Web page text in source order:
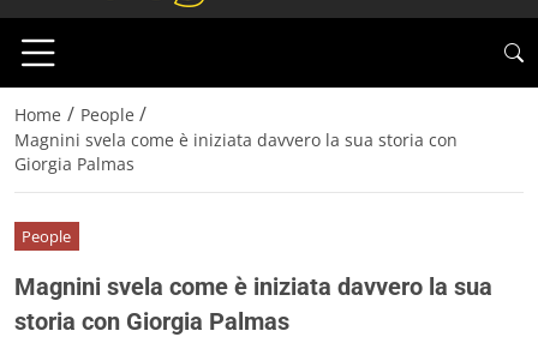
Home / People /
Magnini svela come è iniziata davvero la sua storia con
Giorgia Palmas
People
Magnini svela come è iniziata davvero la sua
storia con Giorgia Palmas